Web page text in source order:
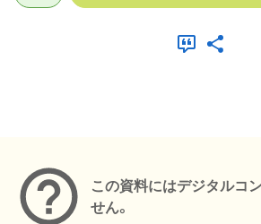
この資料にはデジタルコ
せん。